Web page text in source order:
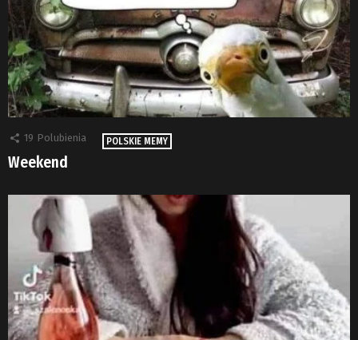
19 Polubienia POLSKIE MEMY
Weekend